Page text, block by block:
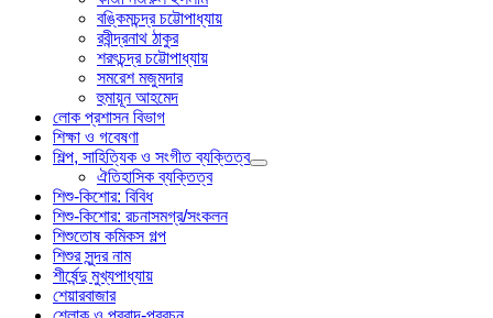
বঙ্কিমচন্দ্র চট্টোপাধ্যায়
রবীন্দ্রনাথ ঠাকুর
শরৎচন্দ্র চট্টোপাধ্যায়
সমরেশ মজুমদার
হুমায়ূন আহমেদ
লোক প্রশাসন বিভাগ
শিক্ষা ও গবেষণা
শিল্প, সাহিত্যিক ও সংগীত ব্যক্তিত্ব
ঐতিহাসিক ব্যক্তিত্ব
শিশু-কিশোর: বিবিধ
শিশু-কিশোর: রচনাসমগ্র/সংকলন
শিশুতোষ কমিকস গল্প
শিশুর সুন্দর নাম
শীর্ষেন্দু মুখ্যপাধ্যায়
শেয়ারবাজার